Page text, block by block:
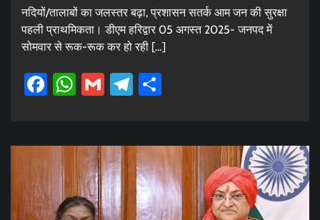
नदियों/तालाबों का जलस्तर बढ़ा, प्रशासन सतर्क आम जन की सुरक्षा
पहली प्राथमिकता। डीएम हरिद्वार 05 अगस्त 2025- जनपद में
सोमवार से रूक-रूक कर हो रही […]
Facebook
WhatsApp
GmailTelegram